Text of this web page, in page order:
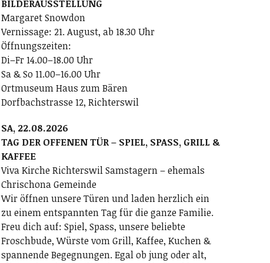
BILDERAUSSTELLUNG
Margaret Snowdon
Vernissage: 21. August, ab 18.30 Uhr
Öffnungszeiten:
Di–Fr 14.00–18.00 Uhr
Sa & So 11.00–16.00 Uhr
Ortmuseum Haus zum Bären
Dorfbachstrasse 12, Richterswil
SA, 22.08.2026
TAG DER OFFENEN TÜR – SPIEL, SPASS, GRILL &
KAFFEE
Viva Kirche Richterswil Samstagern – ehemals
Chrischona Gemeinde
Wir öffnen unsere Türen und laden herzlich ein
zu einem entspannten Tag für die ganze Familie.
Freu dich auf: Spiel, Spass, unsere beliebte
Froschbude, Würste vom Grill, Kaffee, Kuchen &
spannende Begegnungen. Egal ob jung oder alt,